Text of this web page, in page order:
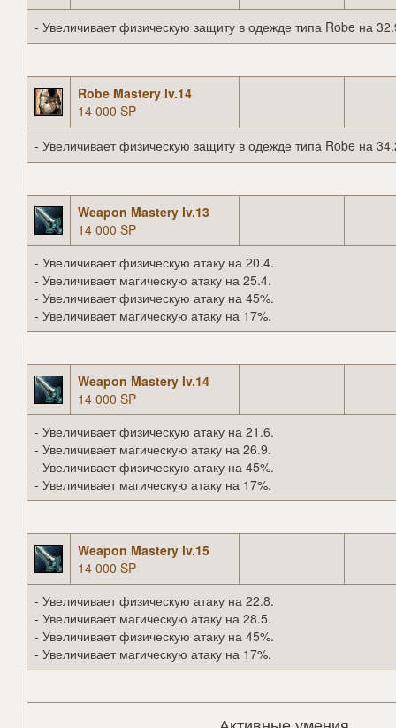
- Увеличивает физическую защиту в одежде типа Robe на
Robe Mastery lv.14
14 000 SP
- Увеличивает физическую защиту в одежде типа Robe на
Weapon Mastery lv.13
14 000 SP
- Увеличивает физическую атаку на 20.4.
- Увеличивает магическую атаку на 25.4.
- Увеличивает физическую атаку на 45%.
- Увеличивает магическую атаку на 17%.
Weapon Mastery lv.14
14 000 SP
- Увеличивает физическую атаку на 21.6.
- Увеличивает магическую атаку на 26.9.
- Увеличивает физическую атаку на 45%.
- Увеличивает магическую атаку на 17%.
Weapon Mastery lv.15
14 000 SP
- Увеличивает физическую атаку на 22.8.
- Увеличивает магическую атаку на 28.5.
- Увеличивает физическую атаку на 45%.
- Увеличивает магическую атаку на 17%.